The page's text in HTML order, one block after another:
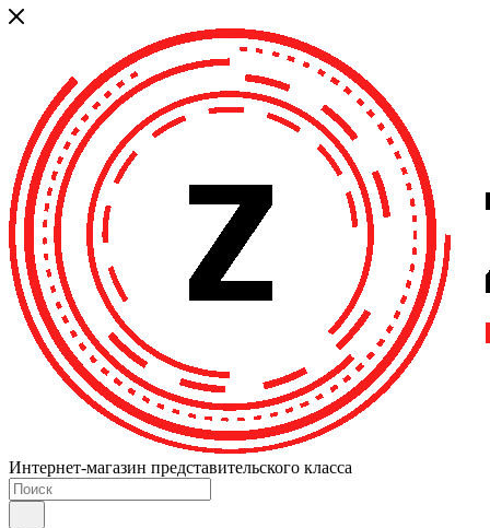
Интернет-магазин представительского класса